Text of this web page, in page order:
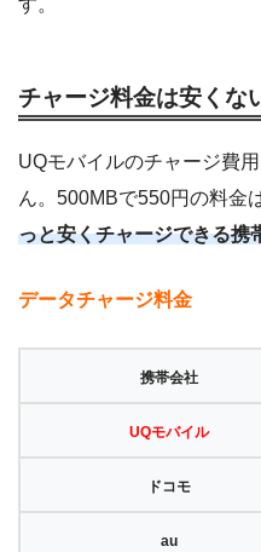
す。
チャージ料金は安くな
UQモバイルのチャージ費
ん。500MBで550円の料金
っと安くチャージできる携
データチャージ料金
携帯会社
UQモバイル
ドコモ
au